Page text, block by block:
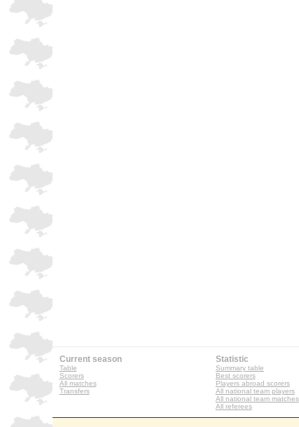
Current season
Table
Scorers
All matches
Transfers
Statistic
Summary table
Best scorers
Players abroad scorers
All national team players
All national team matches
All referees